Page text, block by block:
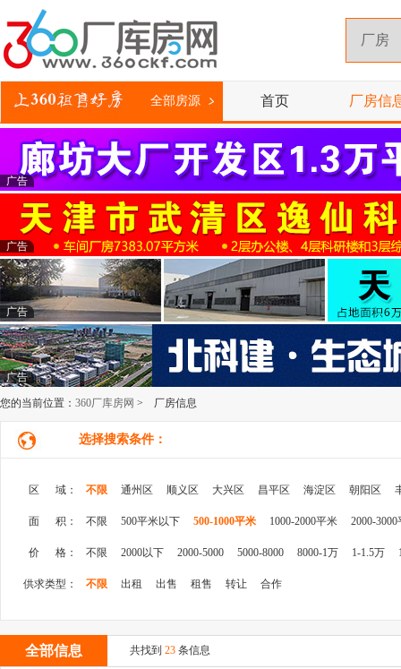
全部房源 首页 厂房信
广告
广告
广告
广告
您的当前位置： 360厂库房网 > 厂房信息
选择搜索条件：
区 域： 不限 通州区 顺义区 大兴区 昌平区 海淀区 朝阳区
面 积： 不限 500平米以下 500-1000平米 1000-2000平米 2000-3000
价 格： 不限 2000以下 2000-5000 5000-8000 8000-1万 1-1.5万
供求类型： 不限 出租 出售 租售 转让 合作
全部信息 共找到 23 条信息